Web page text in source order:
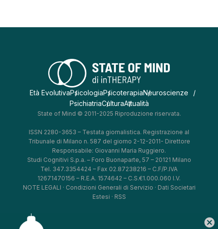
Età EvolutivaPsicologiaPsicoterapiaNeuroscienze
PsichiatriaCulturaAttualità
State of Mind © 2011-2025 Riproduzione riservata.
ISSN 2280-3653 – Testata giornalistica. Registrazione al
Tribunale di Milano n. 587 del giorno 2-12-2011- Direttore
Responsabile: Giovanni Maria Ruggiero.
Studi Cognitivi S.p.a. – Foro Buonaparte, 57 – 20121 Milano
Tel. 347.3354424 – Fax 02.87238216 – C.F/P.IVA
12671470156 – R.E.A. 1574642 – C.S.€1.000.060 I.V.
NOTE LEGALI · Condizioni Generali di Servizio · Dati Societari
Estesi · RSS
cancel